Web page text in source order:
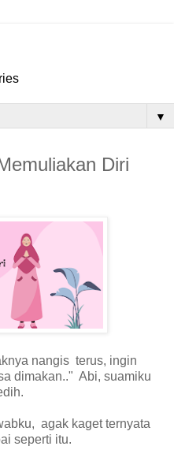
▼
Diri
nangis terus, ingin
dimakan.." Abi, suamiku
agak kaget ternyata
seperti itu.